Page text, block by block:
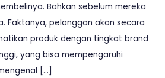
Bahkan sebelum mereka
Faktanya, pelanggan akan secara
produk dengan tingkat brand
yang bisa mempengaruhi
[…]